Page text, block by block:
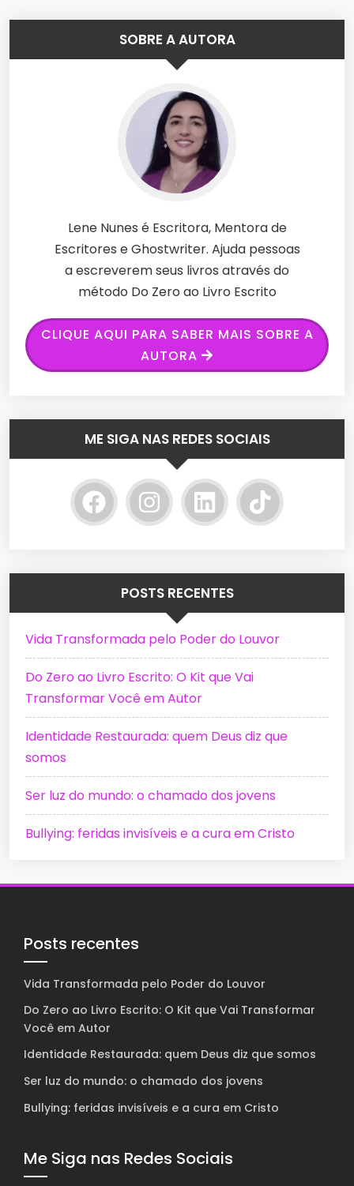
SOBRE A AUTORA
Lene Nunes é Escritora, Mentora de
Escritores e Ghostwriter. Ajuda pessoas
a escreverem seus livros através do
método Do Zero ao Livro Escrito
CLIQUE AQUI PARA SABER MAIS SOBRE A
AUTORA
ME SIGA NAS REDES SOCIAIS
POSTS RECENTES
Vida Transformada pelo Poder do Louvor
Do Zero ao Livro Escrito: O Kit que Vai
Transformar Você em Autor
Identidade Restaurada: quem Deus diz que
somos
Ser luz do mundo: o chamado dos jovens
Bullying: feridas invisíveis e a cura em Cristo
Posts recentes
Vida Transformada pelo Poder do Louvor
Do Zero ao Livro Escrito: O Kit que Vai Transformar
Você em Autor
Identidade Restaurada: quem Deus diz que somos
Ser luz do mundo: o chamado dos jovens
Bullying: feridas invisíveis e a cura em Cristo
Me Siga nas Redes Sociais